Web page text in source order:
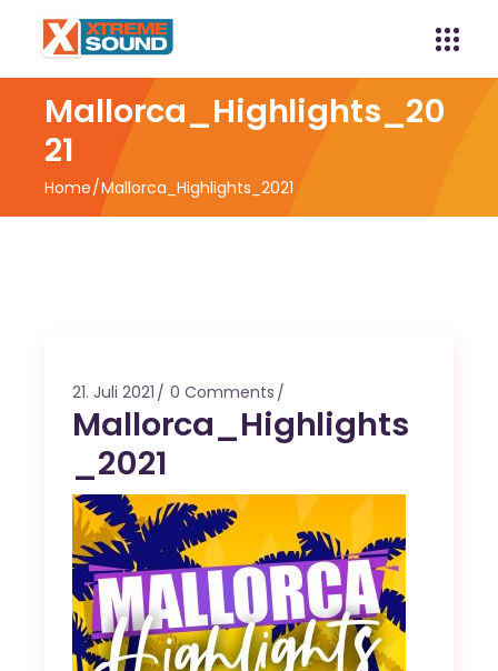
Mallorca_Highlights_20
21
Home Mallorca_Highlights_2021
21. Juli 2021 0 Comments
Mallorca_Highlights
_2021